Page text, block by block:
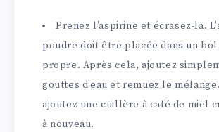
Prenez l’aspirine et écrasez-la.
poudre doit être placée dans un
propre. Après cela, ajoutez
gouttes d’eau et remuez le
ajoutez une cuillère à café de miel
à nouveau.